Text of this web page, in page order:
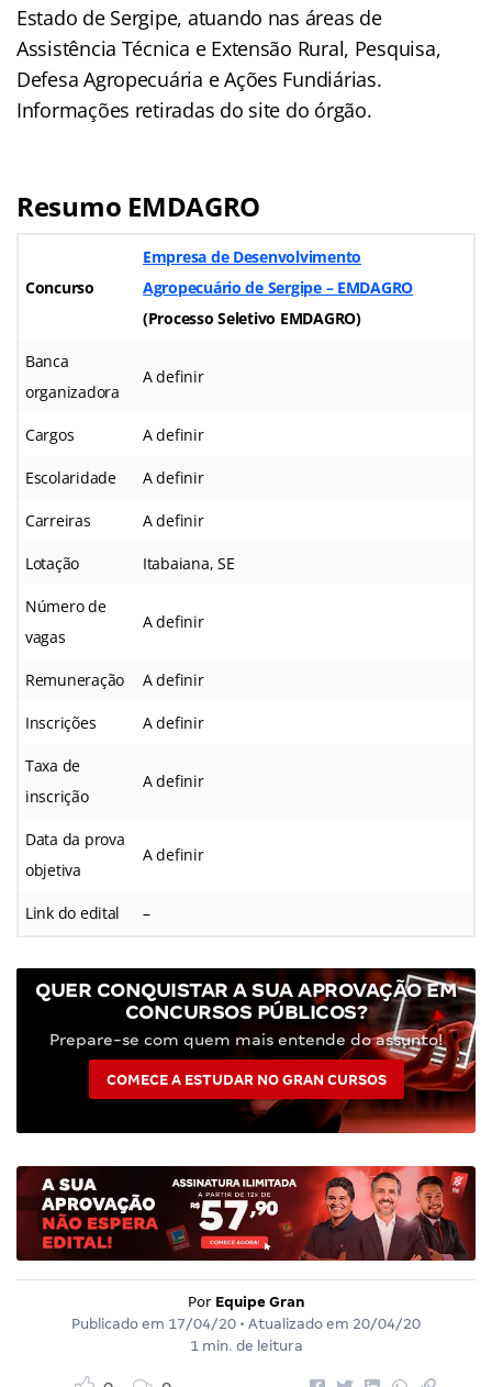
Estado de Sergipe, atuando nas áreas de
Assistência Técnica e Extensão Rural, Pesquisa,
Defesa Agropecuária e Ações Fundiárias.
Informações retiradas do site do órgão.
Resumo EMDAGRO
Concurso
Empresa de Desenvolvimento
Agropecuário de Sergipe – EMDAGRO
(Processo Seletivo EMDAGRO)
Banca
organizadora
A definir
Cargos A definir
Escolaridade A definir
Carreiras A definir
Lotação Itabaiana, SE
Número de
vagas
A definir
Remuneração A definir
Inscrições A definir
Taxa de
inscrição
A definir
Data da prova
objetiva
A definir
Link do edital –
QUER CONQUISTAR A SUA APROVAÇÃO EM
CONCURSOS PÚBLICOS?
Prepare-se com quem mais entende do assunto!
COMECE A ESTUDAR NO GRAN CURSOS
Por Equipe Gran
Publicado em 17/04/20 • Atualizado em 20/04/20
1 min. de leitura